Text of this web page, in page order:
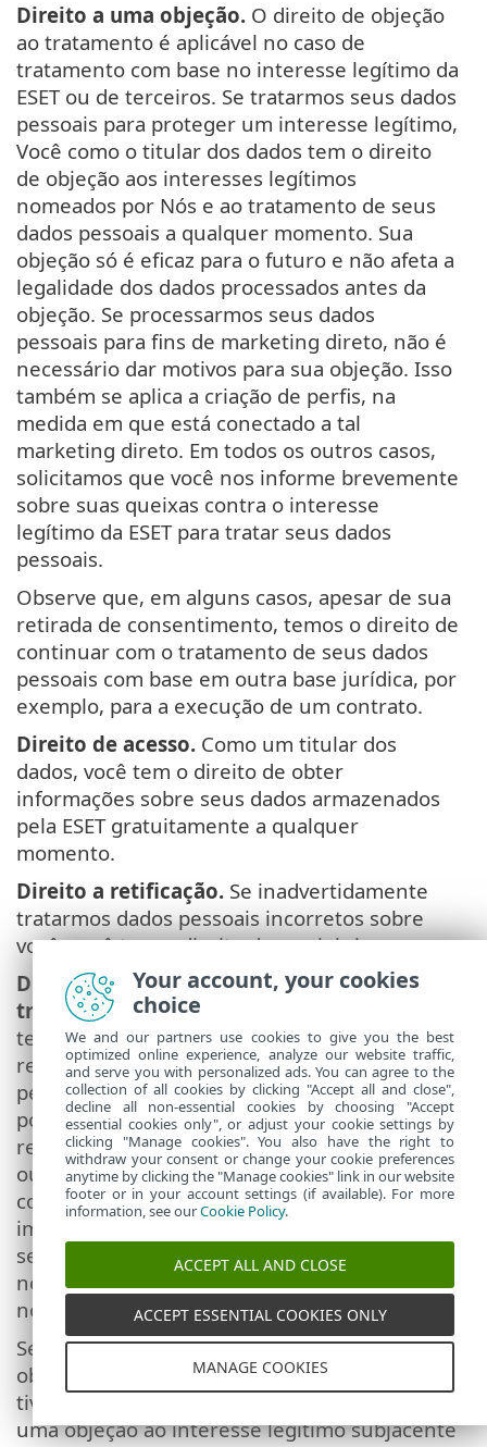
Direito a uma objeção. O direito de objeção
ao tratamento é aplicável no caso de
tratamento com base no interesse legítimo da
ESET ou de terceiros. Se tratarmos seus dados
pessoais para proteger um interesse legítimo,
Você como o titular dos dados tem o direito
de objeção aos interesses legítimos
nomeados por Nós e ao tratamento de seus
dados pessoais a qualquer momento. Sua
objeção só é eficaz para o futuro e não afeta a
legalidade dos dados processados antes da
objeção. Se processarmos seus dados
pessoais para fins de marketing direto, não é
necessário dar motivos para sua objeção. Isso
também se aplica a criação de perfis, na
medida em que está conectado a tal
marketing direto. Em todos os outros casos,
solicitamos que você nos informe brevemente
sobre suas queixas contra o interesse
legítimo da ESET para tratar seus dados
pessoais.
Observe que, em alguns casos, apesar de sua
retirada de consentimento, temos o direito de
continuar com o tratamento de seus dados
pessoais com base em outra base jurídica, por
exemplo, para a execução de um contrato.
Direito de acesso. Como um titular dos
dados, você tem o direito de obter
informações sobre seus dados armazenados
pela ESET gratuitamente a qualquer
momento.
Direito a retificação. Se inadvertidamente
tratarmos dados pessoais incorretos sobre
você, você tem o direito de corrigir isso.
Direito a exclusão e direito a restrição do
tratamento.Como um titular dos dados, você
tem o direito de solicitar a exclusão ou
restrição do tratamento de seus dados
pessoais. Se tratarmos seus dados pessoais,
por exemplo, com seu consentimento, você
retirará esse consentimento e se não houver
outra base jurídica, por exemplo, um
contrato, removeremos seus dados pessoais
imediatamente. Seus dados pessoais também
serão removidos assim que não forem mais
necessários para os fins declarados para eles
no final do nosso período de retenção.
Se usarmos seus dados pessoais com o
objetivo exclusivo de marketing direto e você
tiver revogado seu consentimento ou feito
uma objeção ao interesse legítimo subjacente
Your account, your cookies
choice
We and our partners use cookies to give you the best
optimized online experience, analyze our website traffic,
and serve you with personalized ads. You can agree to the
collection of all cookies by clicking "Accept all and close",
decline all non-essential cookies by choosing "Accept
essential cookies only", or adjust your cookie settings by
clicking "Manage cookies". You also have the right to
withdraw your consent or change your cookie preferences
anytime by clicking the "Manage cookies" link in our website
footer or in your account settings (if available). For more
information, see ourCookie Policy.
ACCEPT ALL AND CLOSE
ACCEPT ESSENTIAL COOKIES ONLY
MANAGE COOKIES